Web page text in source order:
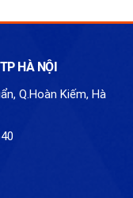
HÀ NỘI
Q.Hoàn Kiếm, Hà